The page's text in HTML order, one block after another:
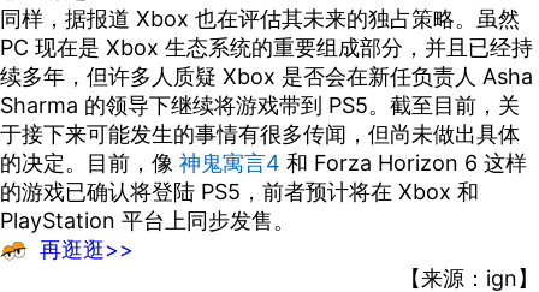
同样，据报道 Xbox 也在评估其未来的独占策略。虽然
PC 现在是 Xbox 生态系统的重要组成部分，并且已经持
续多年，但许多人质疑 Xbox 是否会在新任负责人 Asha
Sharma 的领导下继续将游戏带到 PS5。截至目前，关
于接下来可能发生的事情有很多传闻，但尚未做出具体
的决定。目前，像 神鬼寓言4 和 Forza Horizon 6 这样
的游戏已确认将登陆 PS5，前者预计将在 Xbox 和
PlayStation 平台上同步发售。
再逛逛>>
【来源：ign】